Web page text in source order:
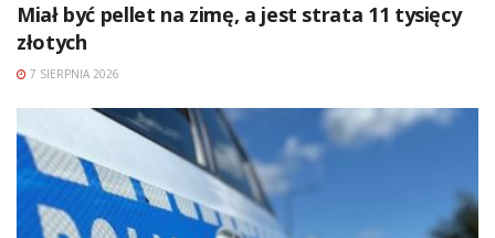
Miał być pellet na zimę, a jest strata 11 tysięcy
złotych
7 SIERPNIA 2026